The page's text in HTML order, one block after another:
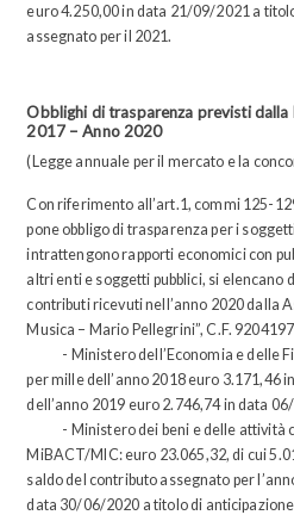
euro 4.250,00 in data 21/09/2021 a
assegnato per il 2021.
Obblighi di trasparenza previsti dalla
2017 – Anno 2020
(Legge annuale per il mercato e la
Con riferimento all’art.1, commi 125-
pone obbligo di trasparenza per i
intrattengono rapporti economici con
altri enti e soggetti pubblici, si elencano
contributi ricevuti nell’anno 2020 dalla
Musica – Mario Pellegrini”, C.F.
- Ministero dell’Economia e delle
per mille dell’anno 2018 euro 3.171,46
dell’anno 2019 euro 2.746,74 in data
- Ministero dei beni e delle attività
MiBACT/MIC: euro 23.065,32, di cui
saldo del contributo assegnato per
data 30/06/2020 a titolo di